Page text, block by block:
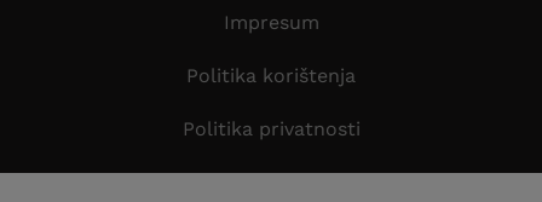
Impresum
Politika korištenja
Politika privatnosti